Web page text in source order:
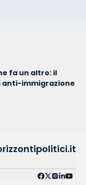
fa un altro: il
anti-immigrazione